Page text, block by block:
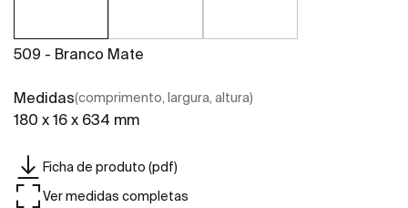
509 - Branco Mate
Medidas(comprimento, largura, altura)
180 x 16 x 634 mm
Ficha de produto (pdf)
Ver medidas completas